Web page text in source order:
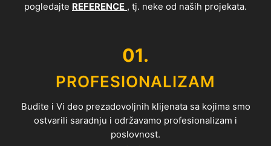
pogledajte REFERENCE , tj. neke od naših projekata.
01.
PROFESIONALIZAM
Budite i Vi deo prezadovoljnih klijenata sa kojima smo
ostvarili saradnju i održavamo profesionalizam i
poslovnost.